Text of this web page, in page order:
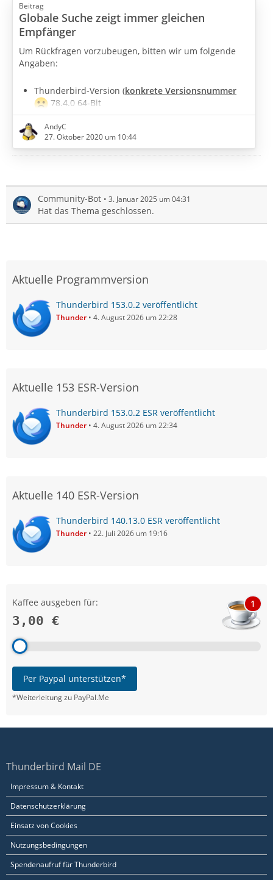
Beitrag
Globale Suche zeigt immer gleichen
Empfänger
Um Rückfragen vorzubeugen, bitten wir um folgende
Angaben:
Thunderbird-Version (konkrete Versionsnummer
78.4.0 64-Bit
Kontenart (POP / IMAP): sowohl IMAP und POP
gemischt, als auch nur IMAP
nach meiner Forensuche habe einen Beitrag gefunden
in welchem das Problem schon mal angesprochen
wurde, scheinbar gab es da aber keine Lösung.
Habe eben per Zufall dieses Phänomen festgestellt, als
AndyC
27. Oktober 2020 um 10:44
Community-Bot 3. Januar 2025 um 04:31
Hat das Thema geschlossen.
Aktuelle Programmversion
Thunderbird 153.0.2 veröffentlicht
Thunder 4. August 2026 um 22:28
Aktuelle 153 ESR-Version
Thunderbird 153.0.2 ESR veröffentlicht
Thunder 4. August 2026 um 22:34
Aktuelle 140 ESR-Version
Thunderbird 140.13.0 ESR veröffentlicht
Thunder 22. Juli 2026 um 19:16
Kaffee ausgeben für:
3,00 €
1
Per Paypal unterstützen*
*Weiterleitung zu PayPal.Me
Thunderbird Mail DE
Impressum & Kontakt
Datenschutzerklärung
Einsatz von Cookies
Nutzungsbedingungen
Spendenaufruf für Thunderbird